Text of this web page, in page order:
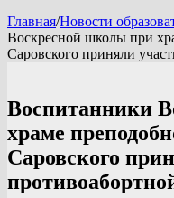
Главная/Новости
Воскресной школы при
Саровского приняли
Воспитанники
храме
Саровского